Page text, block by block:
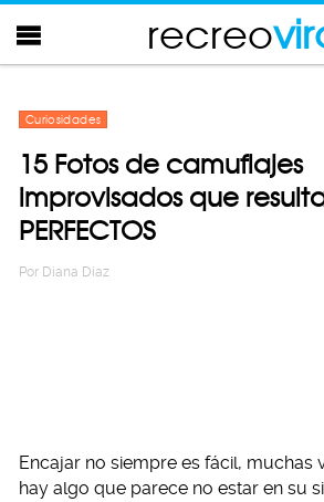
recreo
Curiosidades
15 Fotos de camuflajes
improvisados que
PERFECTOS
Por Diana Diaz
Encajar no siempre es fácil, muchas
hay algo que parece no estar en su